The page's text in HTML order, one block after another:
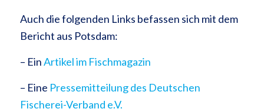
Auch die folgenden Links befassen sich mit dem
Bericht aus Potsdam:
– EinArtikel im Fischmagazin
– Eine Pressemitteilung des Deutschen
Fischerei-Verband e.V.